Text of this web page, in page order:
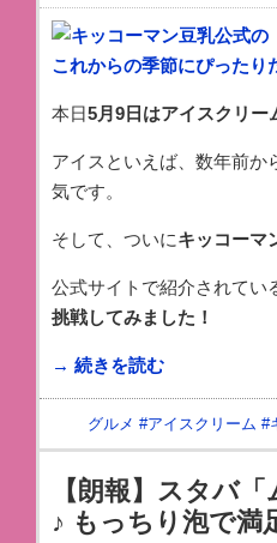
本日5月9日はアイスクリー
アイスといえば、数年前か
気です。
そして、ついにキッコーマ
公式サイトで紹介されてい
挑戦してみました！
→ 続きを読む
グルメ #アイスクリーム #
【朗報】スタバ
♪ もっちり泡で満